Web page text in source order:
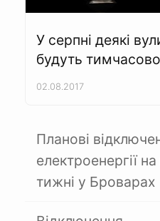
У серпні деякі
будуть тимчасово
02.08.2017
Планові
електроенергії
тижні у Броварах